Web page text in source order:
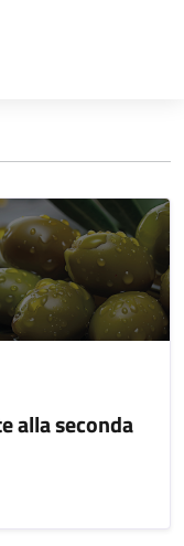
alla seconda